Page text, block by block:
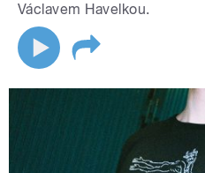
Václavem Havelkou.